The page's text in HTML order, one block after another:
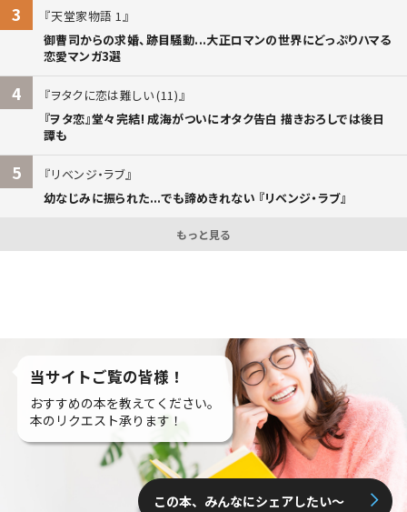
3
天堂家物語 1
御曹司からの求婚、跡目騒動...大正ロマンの世界にどっぷりハマる
恋愛マンガ3選
4
ヲタクに恋は難しい (11)
『ヲタ恋』堂々完結! 成海がついにオタク告白 描きおろしでは後日
譚も
5
リベンジ・ラブ
幼なじみに振られた...でも諦めきれない 『リベンジ・ラブ』
もっと見る
当サイトご覧の皆様！
おすすめの本を教えてください。
本のリクエスト承ります！
この本、みんなにシェアしたい〜